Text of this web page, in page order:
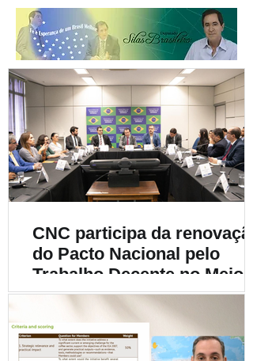
CNC participa da renovação
do Pacto Nacional pelo
Trabalho Decente no Meio
Rural e destaca a
importância da
sustentabilidade social na
cafeicultura